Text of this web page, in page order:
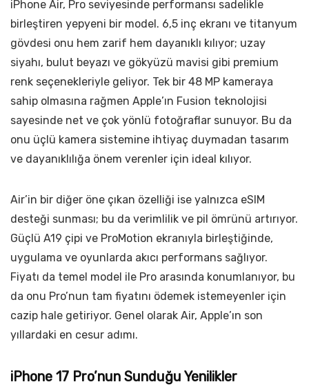
iPhone Air, Pro seviyesinde performansı sadelikle
birleştiren yepyeni bir model. 6,5 inç ekranı ve titanyum
gövdesi onu hem zarif hem dayanıklı kılıyor; uzay
siyahı, bulut beyazı ve gökyüzü mavisi gibi premium
renk seçenekleriyle geliyor. Tek bir 48 MP kameraya
sahip olmasına rağmen Apple’ın Fusion teknolojisi
sayesinde net ve çok yönlü fotoğraflar sunuyor. Bu da
onu üçlü kamera sistemine ihtiyaç duymadan tasarım
ve dayanıklılığa önem verenler için ideal kılıyor.
Air’in bir diğer öne çıkan özelliği ise yalnızca eSIM
desteği sunması; bu da verimlilik ve pil ömrünü artırıyor.
Güçlü A19 çipi ve ProMotion ekranıyla birleştiğinde,
uygulama ve oyunlarda akıcı performans sağlıyor.
Fiyatı da temel model ile Pro arasında konumlanıyor, bu
da onu Pro’nun tam fiyatını ödemek istemeyenler için
cazip hale getiriyor. Genel olarak Air, Apple’ın son
yıllardaki en cesur adımı.
iPhone 17 Pro’nun Sunduğu Yenilikler